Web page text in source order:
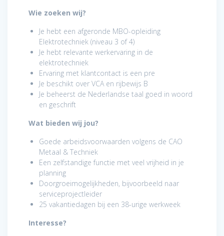
Wie zoeken wij?
Je hebt een afgeronde MBO-opleiding
Elektrotechniek (niveau 3 of 4)
Je hebt relevante werkervaring in de
elektrotechniek
Ervaring met klantcontact is een pre
Je beschikt over VCA en rijbewijs B
Je beheerst de Nederlandse taal goed in woord
en geschrift
Wat bieden wij jou?
Goede arbeidsvoorwaarden volgens de CAO
Metaal & Techniek
Een zelfstandige functie met veel vrijheid in je
planning
Doorgroeimogelijkheden, bijvoorbeeld naar
serviceprojectleider
25 vakantiedagen bij een 38-urige werkweek
Interesse?